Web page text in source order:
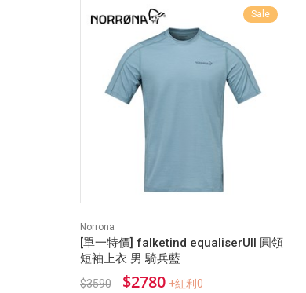
Sale
Norrona
[單一特價] falketind equaliserUll 圓領
短袖上衣 男 騎兵藍
$3590 $2780 +紅利0